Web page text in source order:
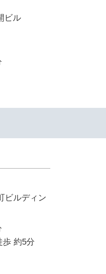
ビル
ビルディン
歩 約5分